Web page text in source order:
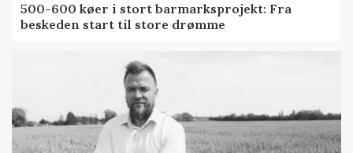
500-600 køer i stort barmarksprojekt: Fra
beskeden start til store drømme